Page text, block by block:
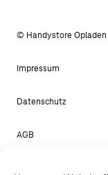
© Handystore Opladen
Impressum
Datenschutz
AGB